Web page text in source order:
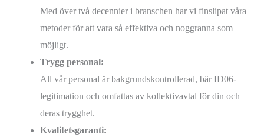
Med över två decennier i branschen har vi finslipat våra
metoder för att vara så effektiva och noggranna som
möjligt.
Trygg personal:
All vår personal är bakgrundskontrollerad, bär ID06-
legitimation och omfattas av kollektivavtal för din och
deras trygghet.
Kvalitetsgaranti: